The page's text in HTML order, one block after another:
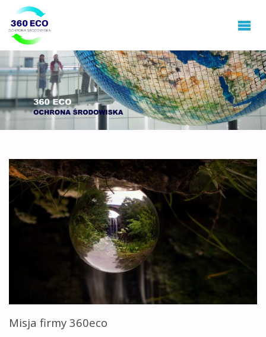
Misja firmy 360eco